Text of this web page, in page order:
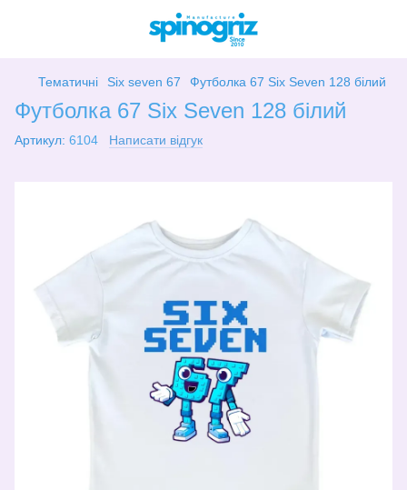
Тематичні Six seven 67 Футболка 67 Six Seven 128 білий
Футболка 67 Six Seven 128 білий
Артикул: 6104 Написати відгук